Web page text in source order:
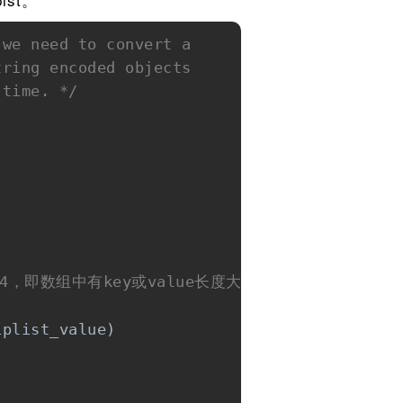
need to convert a
encoded objects
time. */
数组中有key或value长度大于64字节的时候会被